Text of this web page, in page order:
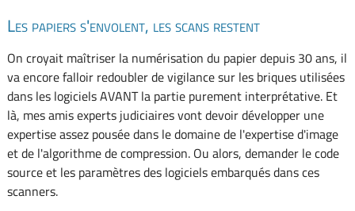
Les papiers s'envolent, les scans restent
On croyait maîtriser la numérisation du papier depuis 30 ans, il
va encore falloir redoubler de vigilance sur les briques utilisées
dans les logiciels AVANT la partie purement interprétative. Et
là, mes amis experts judiciaires vont devoir développer une
expertise assez pousée dans le domaine de l'expertise d'image
et de l'algorithme de compression. Ou alors, demander le code
source et les paramètres des logiciels embarqués dans ces
scanners.